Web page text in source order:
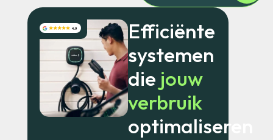
Efficiënte
systemen
die jouw
verbruik
optimaliseren